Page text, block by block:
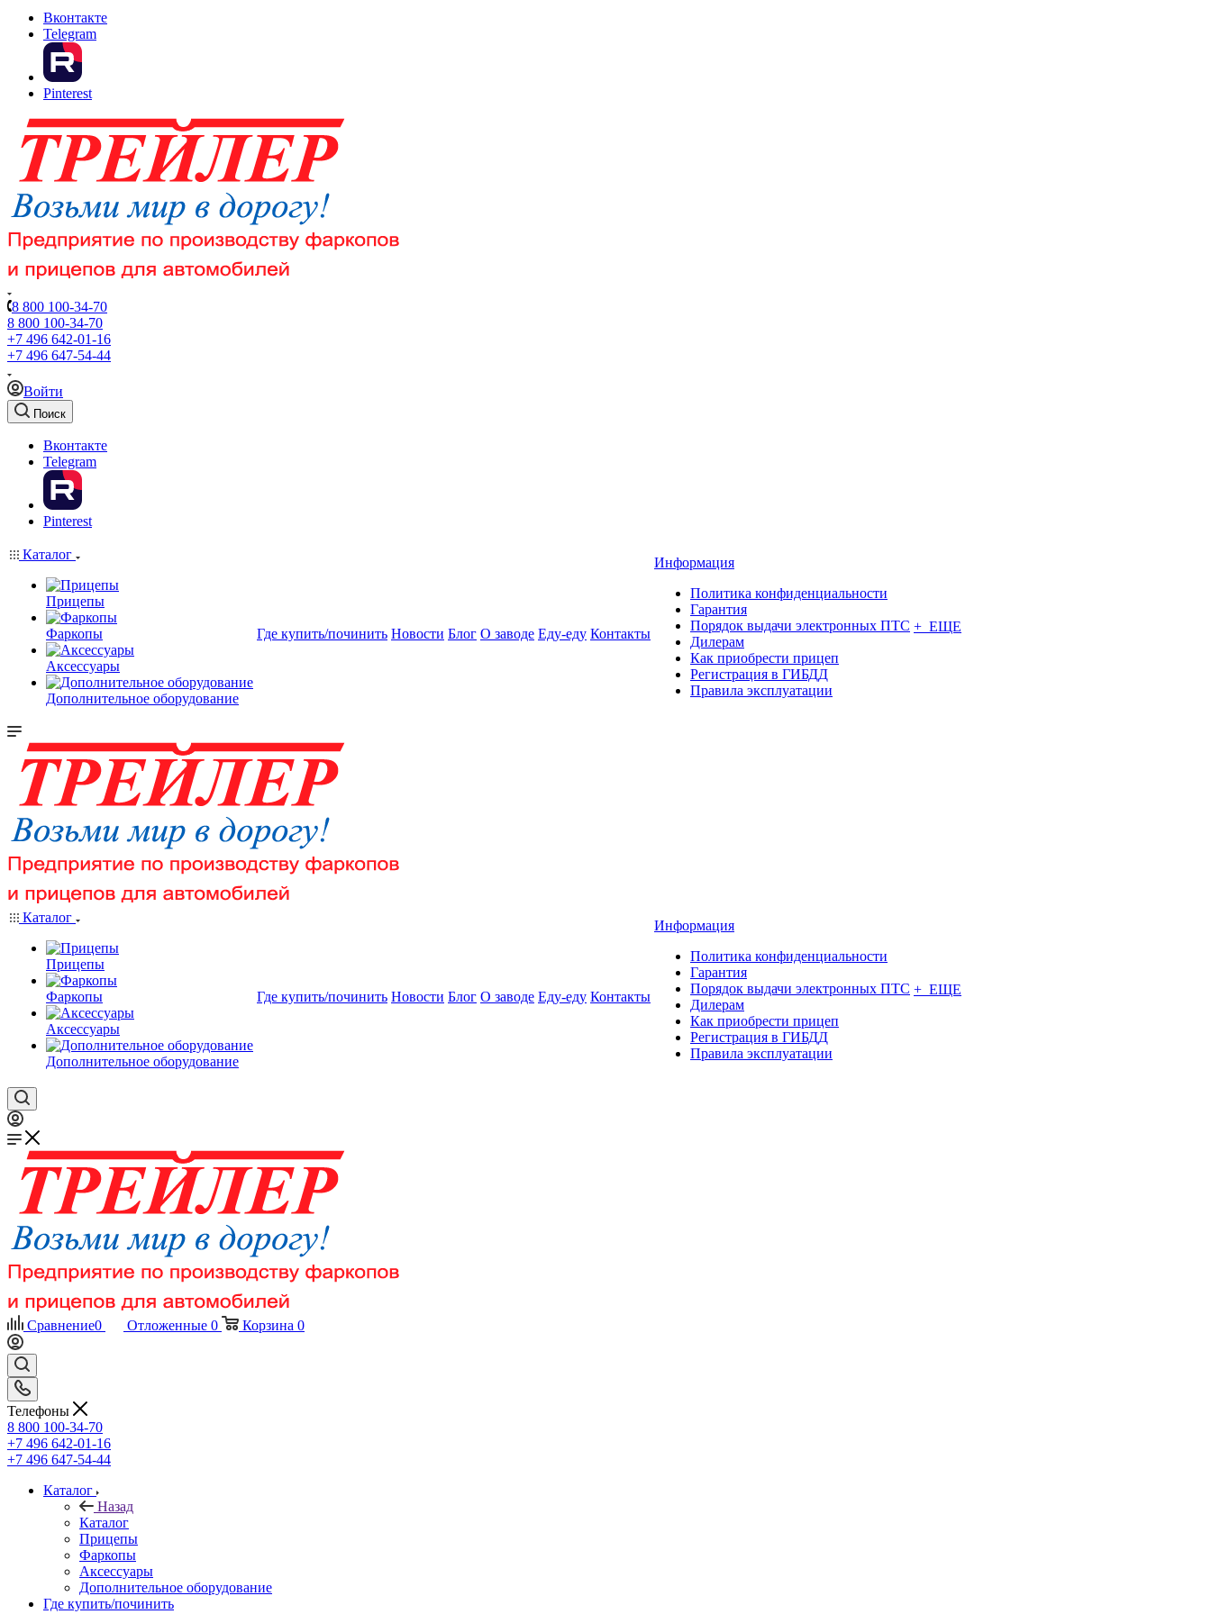
Вконтакте
Telegram
Pinterest
8 800 100-34-70
8 800 100-34-70
+7 496 642-01-16
+7 496 647-54-44
Войти
Поиск
Вконтакте
Telegram
Pinterest
Каталог
Прицепы
Фаркопы
Аксессуары
Дополнительное оборудование
Где купить/починить Новости Блог О заводе Еду-еду Контакты
Информация
Политика конфиденциальности
Гарантия
Порядок выдачи электронных ПТС
Дилерам
Как приобрести прицеп
Регистрация в ГИБДД
Правила эксплуатации
+ ЕЩЕ
Каталог
Прицепы
Фаркопы
Аксессуары
Дополнительное оборудование
Где купить/починить Новости Блог О заводе Еду-еду Контакты
Информация
Политика конфиденциальности
Гарантия
Порядок выдачи электронных ПТС
Дилерам
Как приобрести прицеп
Регистрация в ГИБДД
Правила эксплуатации
+ ЕЩЕ
Сравнение0 Отложенные 0 Корзина 0
Телефоны
8 800 100-34-70
+7 496 642-01-16
+7 496 647-54-44
Каталог
Назад
Каталог
Прицепы
Фаркопы
Аксессуары
Дополнительное оборудование
Где купить/починить